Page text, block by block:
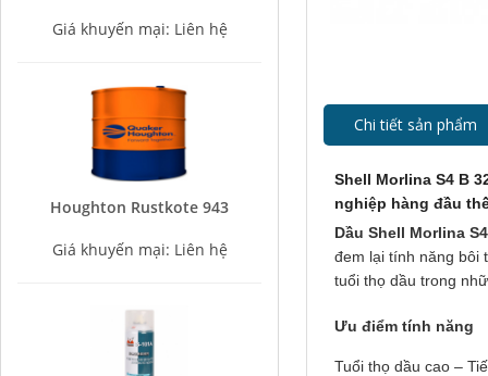
Chi tiết sản phẩm
Shell Morlina S4 B
nghiệp hàng đầu
Dầu Shell Morlina
đem lại tính năng bôi
tuổi thọ dầu trong
Ưu điểm tính năng
Tuổi thọ dầu cao –
Houghton Rustkote 943